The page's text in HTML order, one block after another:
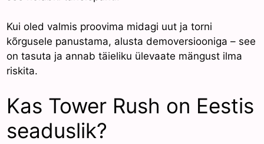
Kui oled valmis proovima midagi uut ja torni
kõrgusele panustama, alusta demoversiooniga – see
on tasuta ja annab täieliku ülevaate mängust ilma
riskita.
Kas Tower Rush on Eestis
seaduslik?